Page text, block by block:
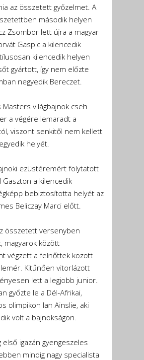
az összetett győzelmet. A
második helyen
Zsombor lett újra a magyar
Gaspic a kilencedik
kilencedik helyen
gyártott, így nem előzte
negyedik Bereczet.
világbajnok cseh
a végére lemaradt a
viszont senkitől nem kellett
helyét.
ezüstéremért folytatott
Gaszton a kilencedik
bebiztosította helyét az
Beliczay Marci előtt.
összetett versenyben
magyarok között
végzett a felnőttek között
Kitűnően vitorlázott
lett a legjobb junior.
győzte le a Dél-Afrikai,
olimpikon Ian Ainslie, aki
volt a bajnokságon.
első igazán gyengeszeles
mindig nagy specialista